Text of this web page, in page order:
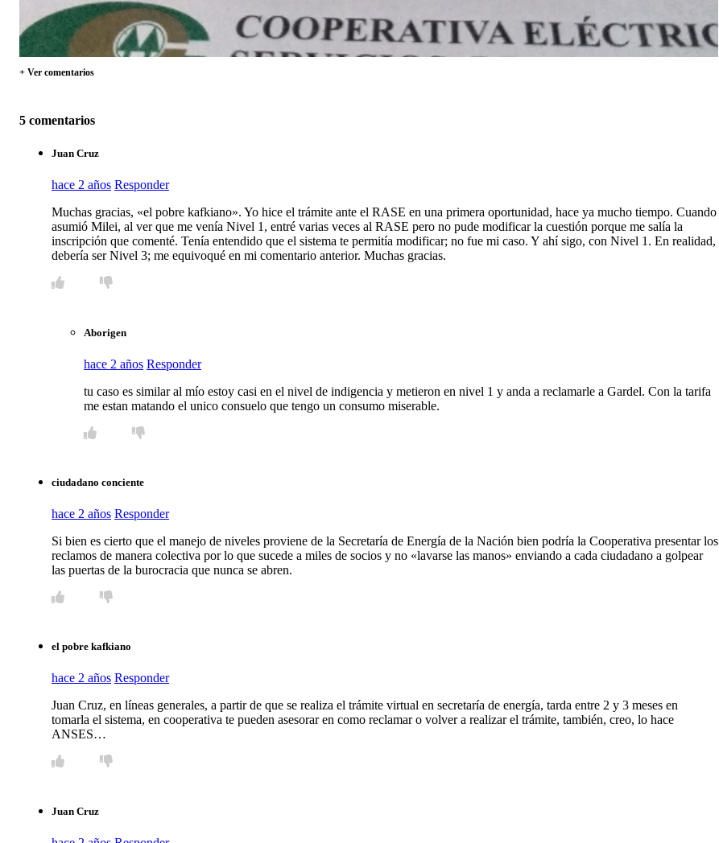
+ Ver comentarios
5 comentarios
Juan Cruz
hace 2 años Responder
Muchas gracias, «el pobre kafkiano». Yo hice el trámite ante el RASE en una primera oportunidad, hace ya mucho tiempo. Cuando
asumió Milei, al ver que me venía Nivel 1, entré varias veces al RASE pero no pude modificar la cuestión porque me salía la
inscripción que comenté. Tenía entendido que el sistema te permitía modificar; no fue mi caso. Y ahí sigo, con Nivel 1. En realidad,
debería ser Nivel 3; me equivoqué en mi comentario anterior. Muchas gracias.
Aborigen
hace 2 años Responder
tu caso es similar al mío estoy casi en el nivel de indigencia y metieron en nivel 1 y anda a reclamarle a Gardel. Con la tarifa
me estan matando el unico consuelo que tengo un consumo miserable.
ciudadano conciente
hace 2 años Responder
Si bien es cierto que el manejo de niveles proviene de la Secretaría de Energía de la Nación bien podría la Cooperativa presentar los
reclamos de manera colectiva por lo que sucede a miles de socios y no «lavarse las manos» enviando a cada ciudadano a golpear
las puertas de la burocracia que nunca se abren.
el pobre kafkiano
hace 2 años Responder
Juan Cruz, en líneas generales, a partir de que se realiza el trámite virtual en secretaría de energía, tarda entre 2 y 3 meses en
tomarla el sistema, en cooperativa te pueden asesorar en como reclamar o volver a realizar el trámite, también, creo, lo hace
ANSES…
Juan Cruz